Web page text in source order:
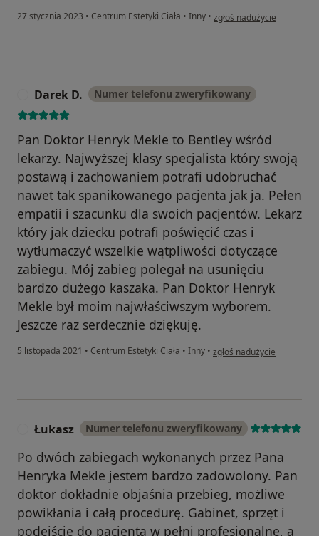
27 stycznia 2023 • Centrum Estetyki Ciała • Inny • w opinii użytkownika
zgłoś nadużycie
Darek D. Numer telefonu zweryfikowany
Pan Doktor Henryk Mekle to Bentley wśród
lekarzy. Najwyższej klasy specjalista który swoją
postawą i zachowaniem potrafi udobruchać
nawet tak spanikowanego pacjenta jak ja. Pełen
empatii i szacunku dla swoich pacjentów. Lekarz
który jak dziecku potrafi poświęcić czas i
wytłumaczyć wszelkie wątpliwości dotyczące
zabiegu. Mój zabieg polegał na usunięciu
bardzo dużego kaszaka. Pan Doktor Henryk
Mekle był moim najwłaściwszym wyborem.
Jeszcze raz serdecznie dziękuję.
5 listopada 2021 • Centrum Estetyki Ciała • Inny • w opinii użytkownika
zgłoś nadużycie
Łukasz Numer telefonu zweryfikowany
Po dwóch zabiegach wykonanych przez Pana
Henryka Mekle jestem bardzo zadowolony. Pan
doktor dokładnie objaśnia przebieg, możliwe
powikłania i całą procedurę. Gabinet, sprzęt i
podejście do pacjenta w pełni profesjonalne, a